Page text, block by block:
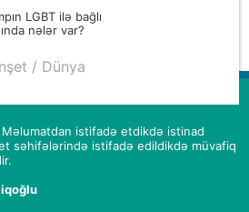
LGBT ilə bağlı
nələr var?
/ Dünya
istifadə etdikdə istinad
səhifələrində istifadə edildikdə müvafiq